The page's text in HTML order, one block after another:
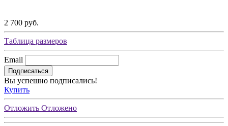
2 700 руб.
Таблица размеров
Email
Подписаться
Вы успешно подписались!
Купить
Отложить Отложено